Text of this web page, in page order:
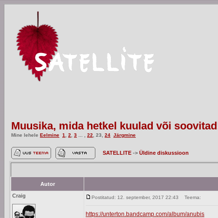
Muusika, mida hetkel kuulad või
Mine lehele Eelmine 1 2 3 22 23 24 Järgmine
SATELLITE -> Üldine diskussioon
Autor
Craig
Postitatud: 12. september, 2017 22:43 Teema:
https://unterton.bandcamp.com/album/anubis